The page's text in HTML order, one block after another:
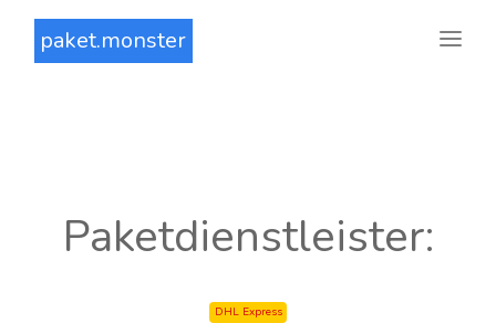
paket.monster
Paketdienstleister:
DHL Express